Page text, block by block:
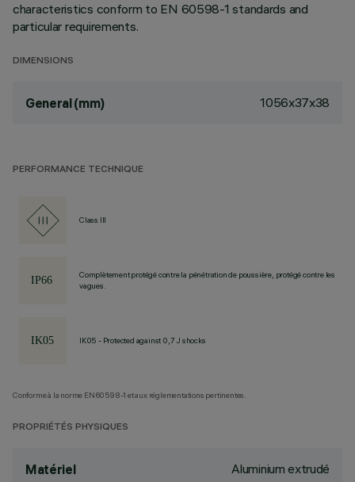
characteristics conform to EN 60598-1 standards and
particular requirements.
DIMENSIONS
General (mm) 1056x37x38
PERFORMANCE TECHNIQUE
Class III
Complètement protégé contre la pénétration de poussière, protégé contre les
vagues.
IK05 - Protected against 0,7 J shocks
Conforme à la norme EN60598-1 et aux réglementations pertinentes.
PROPRIÉTÉS PHYSIQUES
Matériel Aluminium extrudé